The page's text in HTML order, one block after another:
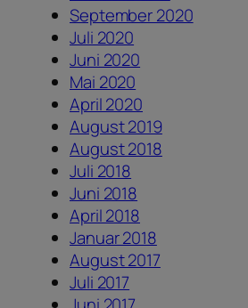
September 2020
Juli 2020
Juni 2020
Mai 2020
April 2020
August 2019
August 2018
Juli 2018
Juni 2018
April 2018
Januar 2018
August 2017
Juli 2017